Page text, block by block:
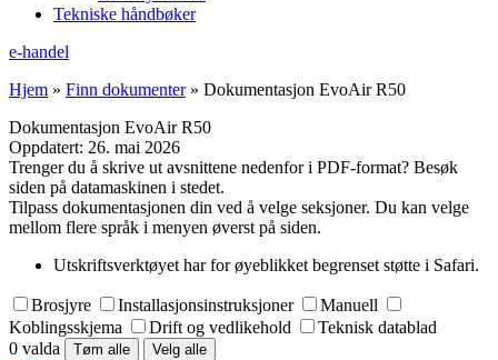
Tekniske håndbøker
e-handel
Hjem » Finn dokumenter» Dokumentasjon EvoAir R50
Dokumentasjon EvoAir R50
Oppdatert: 26. mai 2026
Trenger du å skrive ut avsnittene nedenfor i PDF-format? Besøk
siden på datamaskinen i stedet.
Tilpass dokumentasjonen din ved å velge seksjoner. Du kan velge
mellom flere språk i menyen øverst på siden.
Utskriftsverktøyet har for øyeblikket begrenset støtte i Safari.
Brosjyre Installasjonsinstruksjoner
Manuell
Koblingsskjema
Drift og vedlikehold
Teknisk datablad
0 valda
Tøm alle Velg alle